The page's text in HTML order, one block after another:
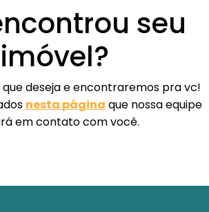
seu
imóvel?
deseja e encontraremos pra vc!
nesta página que nossa equipe
em contato com você.